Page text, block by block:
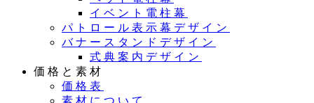
イベント電柱幕
パトロール表示幕デザイン
バナースタンドデザイン
式典案内デザイン
価格と素材
価格表
素材について